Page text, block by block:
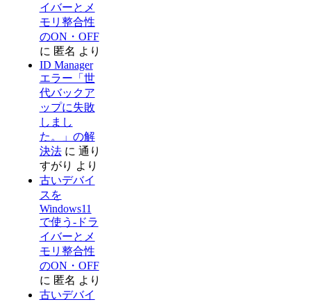
イバーとメ
モリ整合性
のON・OFF
に 匿名 より
ID Manager
エラー「世
代バックア
ップに失敗
しまし
た。」の解
決法に 通り
すがり より
古いデバイ
スを
Windows11
で使う-ドラ
イバーとメ
モリ整合性
のON・OFF
に 匿名 より
古いデバイ